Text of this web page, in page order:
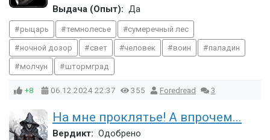
Выдача (Опыт): Да
рыцарь темнолесье сумеречный лес
ночной дозор свет человек воин паладин
молчун штормград
+8 06.12.202422:37 355 Foredread 3
На мне проклятье! А впрочем...
Вердикт: Одобрено